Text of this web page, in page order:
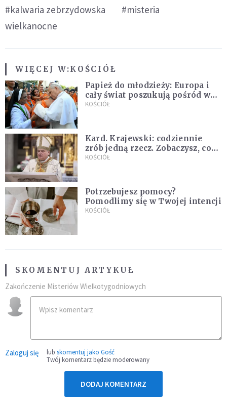
#kalwaria zebrzydowska
#misteria
wielkanocne
WIĘCEJ W:KOŚCIÓŁ
Papież do młodzieży: Europa i
cały świat poszukują pośród was
nowych świętych
KOŚCIÓŁ
Kard. Krajewski: codziennie
zrób jedną rzecz. Zobaczysz, co
stanie się z twoim życiem
KOŚCIÓŁ
Potrzebujesz pomocy?
Pomodlimy się w Twojej intencji
KOŚCIÓŁ
SKOMENTUJ ARTYKUŁ
Zakończenie Misteriów Wielkotygodniowych
Zaloguj się lub skomentuj jako Gość
Twój komentarz będzie moderowany
DODAJ KOMENTARZ